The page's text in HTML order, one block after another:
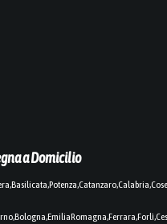
a Domicilio